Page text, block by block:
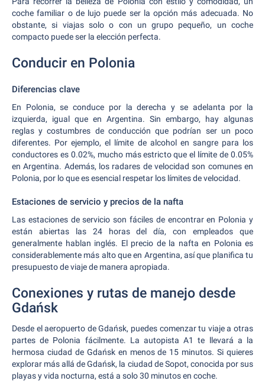
coche familiar o de lujo puede ser la opción más adecuada. No
obstante, si viajas solo o con un grupo pequeño, un coche
compacto puede ser la elección perfecta.
Conducir en Polonia
Diferencias clave
En Polonia, se conduce por la derecha y se adelanta por la
izquierda, igual que en Argentina. Sin embargo, hay algunas
reglas y costumbres de conducción que podrían ser un poco
diferentes. Por ejemplo, el límite de alcohol en sangre para los
conductores es 0.02%, mucho más estricto que el límite de 0.05%
en Argentina. Además, los radares de velocidad son comunes en
Polonia, por lo que es esencial respetar los límites de velocidad.
Estaciones de servicio y precios de la nafta
Las estaciones de servicio son fáciles de encontrar en Polonia y
están abiertas las 24 horas del día, con empleados que
generalmente hablan inglés. El precio de la nafta en Polonia es
considerablemente más alto que en Argentina, así que planifica tu
presupuesto de viaje de manera apropiada.
Conexiones y rutas de manejo desde
Gdańsk
Desde el aeropuerto de Gdańsk, puedes comenzar tu viaje a otras
partes de Polonia fácilmente. La autopista A1 te llevará a la
hermosa ciudad de Gdańsk en menos de 15 minutos. Si quieres
explorar más allá de Gdańsk, la ciudad de Sopot, conocida por sus
playas y vida nocturna, está a solo 30 minutos en coche.